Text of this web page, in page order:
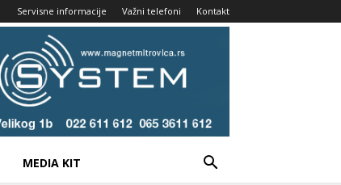
Servisne informacije Važni telefoni Kontakt
MEDIA KIT